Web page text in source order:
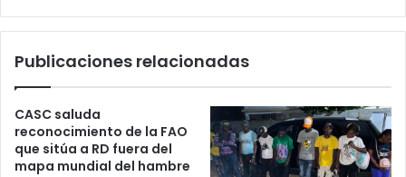
fuego
Publicaciones relacionadas
CASC saluda
reconocimiento de la FAO
que sitúa a RD fuera del
mapa mundial del hambre